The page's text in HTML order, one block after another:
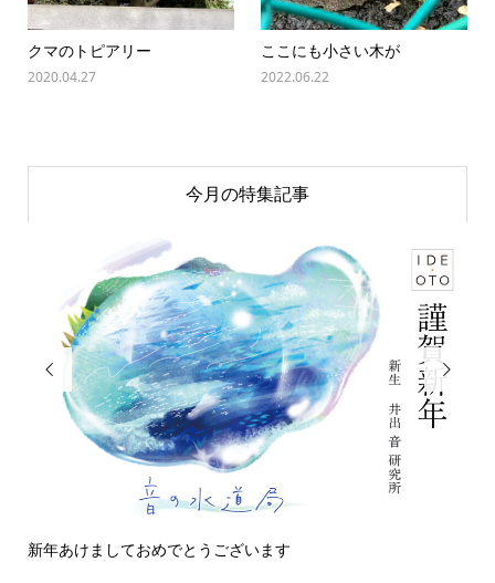
クマのトピアリー
2020.04.27
ここにも小さい木が
2022.06.22
今月の特集記事

ざいます 今日の侵入者
